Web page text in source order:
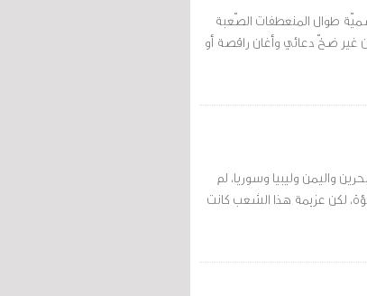
طوال المنعطفات الصّعبة
غير ضخّ دعائي وأغان راقصة أو
واليمن وليبيا وسوريا، لم
لكن عزيمة هذا الشعب كانت